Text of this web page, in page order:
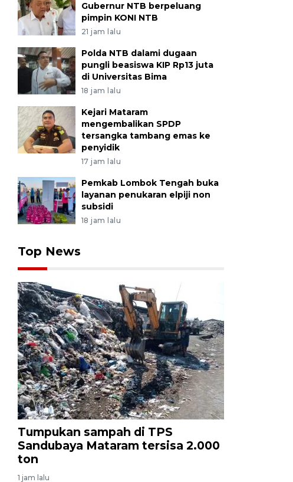
Gubernur NTB berpeluang
pimpin KONI NTB
21 jam lalu
Polda NTB dalami dugaan
pungli beasiswa KIP Rp13 juta
di Universitas Bima
18 jam lalu
Kejari Mataram
mengembalikan SPDP
tersangka tambang emas ke
penyidik
17 jam lalu
Pemkab Lombok Tengah buka
layanan penukaran elpiji non
subsidi
18 jam lalu
Top News
Tumpukan sampah di TPS
Sandubaya Mataram tersisa 2.000
ton
1 jam lalu